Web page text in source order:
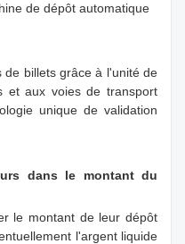
de dépôt automatique
de billets grâce à l'unité de
et aux voies de transport
unique de validation
dans le montant du
le montant de leur dépôt
l'argent liquide